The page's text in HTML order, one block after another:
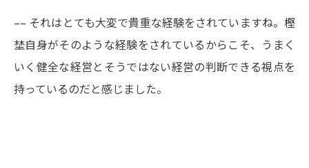
–– それはとても大変で貴重な経験をされていますね。樫
埜自身がそのような経験をされているからこそ、うまく
いく健全な経営とそうではない経営の判断できる視点を
持っているのだと感じました。